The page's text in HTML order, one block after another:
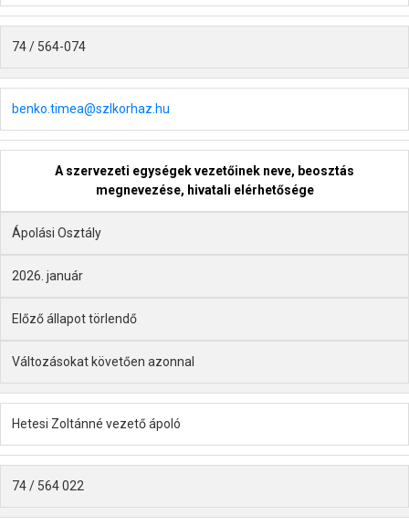
74 / 564-074
benko.timea@szlkorhaz.hu
A szervezeti egységek vezetőinek neve, beosztás
megnevezése, hivatali elérhetősége
Ápolási Osztály
2026. január
Előző állapot törlendő
Változásokat követően azonnal
Hetesi Zoltánné vezető ápoló
74 / 564 022